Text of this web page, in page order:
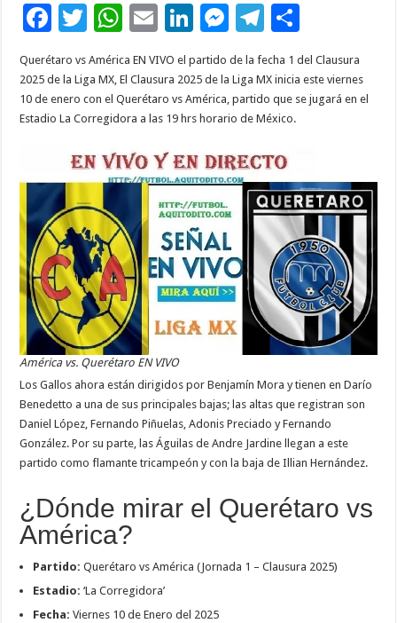
F
e
b
o
k
T
wi
tt
er
W
at
sA
p
p
E
m
ai
l
Li
n
k
e
dI
n
M
es
se
n
g
er
T
el
e
gr
a
m
o
m
p
r
Querétaro vs América EN VIVO el partido de la fecha 1 del Clausura
2025 de la Liga MX, El Clausura 2025 de la Liga MX inicia este viernes
10 de enero con el Querétaro vs América, partido que se jugará en el
Estadio La Corregidora a las 19 hrs horario de México.
América vs. Querétaro EN VIVO
Los Gallos ahora están dirigidos por Benjamín Mora y tienen en Darío
Benedetto a una de sus principales bajas; las altas que registran son
Daniel López, Fernando Piñuelas, Adonis Preciado y Fernando
González. Por su parte, las Águilas de Andre Jardine llegan a este
partido como flamante tricampeón y con la baja de Illian Hernández.
¿Dónde mirar el Querétaro vs
América?
Partido: Querétaro vs América (Jornada 1 – Clausura 2025)
Estadio: ‘La Corregidora’
Fecha:Viernes 10 de Enero del 2025